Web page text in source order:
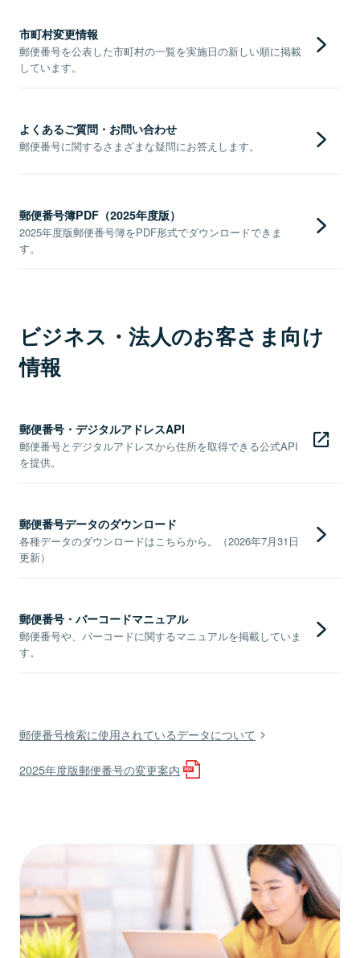
市町村変更情報
郵便番号を公表した市町村の一覧を実施日の新しい順に掲載
しています。
よくあるご質問・お問い合わせ
郵便番号に関するさまざまな疑問にお答えします。
郵便番号簿PDF（2025年度版）
2025年度版郵便番号簿をPDF形式でダウンロードできま
す。
ビジネス・法人のお客さま向け
情報
郵便番号・デジタルアドレスAPI
郵便番号とデジタルアドレスから住所を取得できる公式API
を提供。
郵便番号データのダウンロード
各種データのダウンロードはこちらから。（2026年7月31日
更新）
郵便番号・バーコードマニュアル
郵便番号や、バーコードに関するマニュアルを掲載していま
す。
郵便番号検索に使用されているデータについて
2025年度版郵便番号の変更案内